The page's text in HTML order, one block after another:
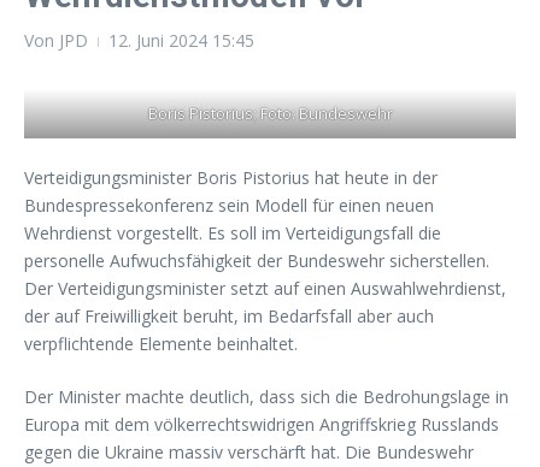
Von JPD 12. Juni 2024 15:45
Boris Pistorius; Foto: Bundeswehr
Verteidigungsminister Boris Pistorius hat heute in der
Bundespressekonferenz sein Modell für einen neuen
Wehrdienst vorgestellt. Es soll im Verteidigungsfall die
personelle Aufwuchsfähigkeit der Bundeswehr sicherstellen.
Der Verteidigungsminister setzt auf einen Auswahlwehrdienst,
der auf Freiwilligkeit beruht, im Bedarfsfall aber auch
verpflichtende Elemente beinhaltet.
Der Minister machte deutlich, dass sich die Bedrohungslage in
Europa mit dem völkerrechtswidrigen Angriffskrieg Russlands
gegen die Ukraine massiv verschärft hat. Die Bundeswehr